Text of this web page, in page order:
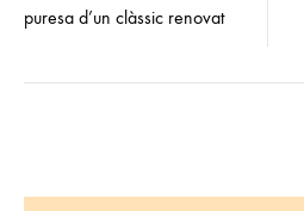
puresa d’un clàssic renovat